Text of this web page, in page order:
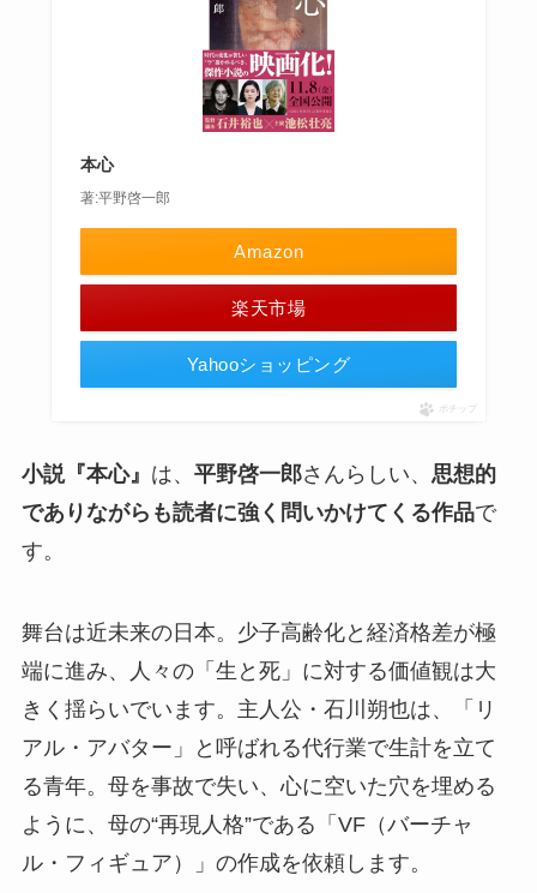
本心
著:平野啓一郎
Amazon
楽天市場
Yahooショッピング
ポチップ
小説『本心』 は、 平野啓一郎さんらしい、 思想的
でありながらも読者に強く問いかけてくる作品で
す。
舞台は近未来の日本。少子高齢化と経済格差が極
端に進み、人々の「生と死」に対する価値観は大
きく揺らいでいます。主人公・石川朔也は、「リ
アル・アバター」と呼ばれる代行業で生計を立て
る青年。母を事故で失い、心に空いた穴を埋める
ように、母の“再現人格”である「VF（バーチャ
ル・フィギュア）」の作成を依頼します。